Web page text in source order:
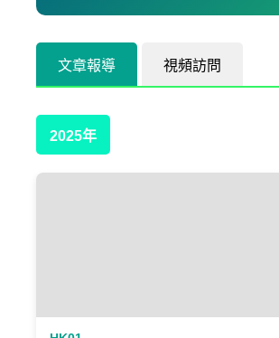
文章報導 視頻訪問
2025年